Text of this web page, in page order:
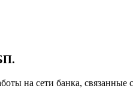
на сети банка,